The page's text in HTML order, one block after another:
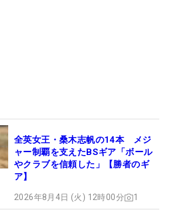
全英女王・桑木志帆の14本 メジ
ャー制覇を支えたBSギア「ボール
やクラブを信頼した」【勝者のギ
ア】
2026年8月4日 (火) 12時00分 1